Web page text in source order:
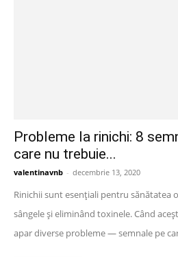
Probleme la rinichi: 8
care nu trebuie...
valentinavnb - decembrie 13, 2020
Rinichii sunt esențiali pentru sănătatea
sângele și eliminând toxinele. Când
apar diverse probleme — semnale pe